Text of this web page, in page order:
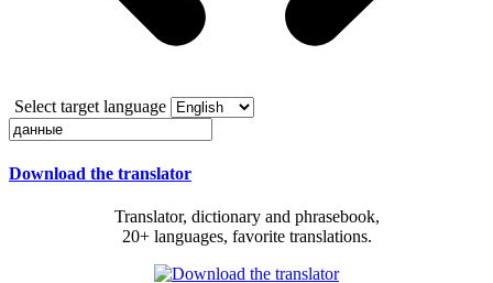
Select target language
Download the translator
Translator, dictionary and phrasebook,
20+ languages, favorite translations.